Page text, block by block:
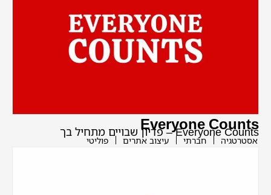
Everyone Counts
Everyone Counts – פדיון שבויים מתחיל בך
אסטרטגיה חברתי עיצוב אתרים פוליטי